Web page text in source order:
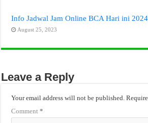
Info Jadwal Jam Online BCA Hari ini 2024
August 25, 2023
Leave a Reply
Your email address will not be published.
Comment*